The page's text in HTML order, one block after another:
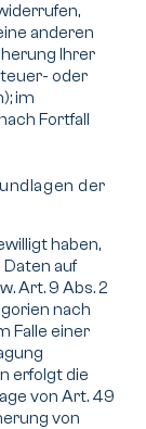
anderen
Ihrer
oder
im
Fortfall
der
haben,
auf
Art. 9 Abs. 2
nach
Falle einer
erfolgt die
von Art. 49
von